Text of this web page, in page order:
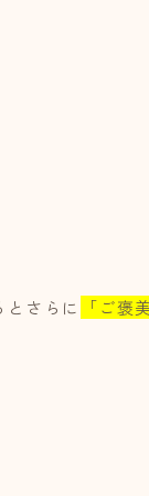
さらに 「ご褒